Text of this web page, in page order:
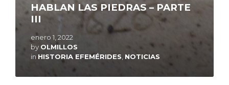
HABLAN LAS PIEDRAS – PARTE
III
enero 1, 2022
by OLMILLOS
in HISTORIA EFEMÉRIDES NOTICIAS